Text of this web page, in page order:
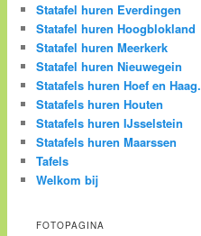
Statafel huren Everdingen
Statafel huren Hoogblokland
Statafel huren Meerkerk
Statafel huren Nieuwegein
Statafels huren Hoef en Haag.
Statafels huren Houten
Statafels huren IJsselstein
Statafels huren Maarssen
Tafels
Welkom bij
FOTOPAGINA